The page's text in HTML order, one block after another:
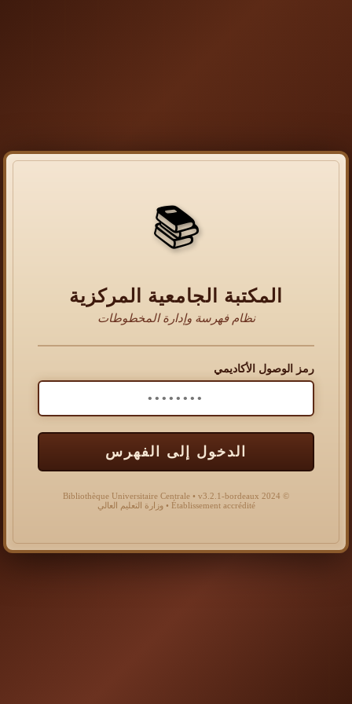
📚
المكتبة الجامعية المركزية
نظام فهرسة وإدارة المخطوطات
رمز الوصول الأكاديمي
الدخول إلى الفهرس
© 2024 Bibliothèque Universitaire Centrale • v3.2.1-bordeaux
Établissement accrédité • وزارة التعليم العالي